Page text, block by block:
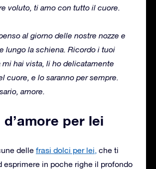
voluto, ti amo con tutto il cuore.
al giorno delle nostre nozze e
lungo la schiena. Ricordo i tuoi
hai vista, li ho delicatamente
cuore, e lo saranno per sempre.
amore.
d’amore per lei
delle frasi dolci per lei, che ti
esprimere in poche righe il profondo